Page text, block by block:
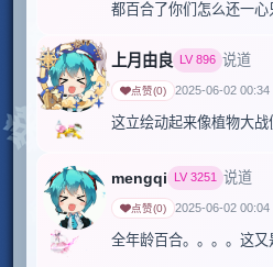
都百合了你们怎么还一心
上月由良 LV896 说道
点赞(0) 2025-06-02 00:34
这立绘动起来像植物大战
mengqi LV3251 说道
点赞(0) 2025-06-02 00:04
全年龄百合。。。。这又